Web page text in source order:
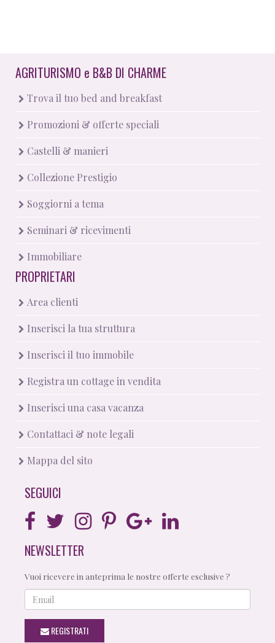
AGRITURISMO e B&B DI CHARME
Trova il tuo bed and breakfast
Promozioni & offerte speciali
Castelli & manieri
Collezione Prestigio
Soggiorni a tema
Seminari & ricevimenti
Immobiliare
PROPRIETARI
Area clienti
Inserisci la tua struttura
Inserisci il tuo immobile
Registra un cottage in vendita
Inserisci una casa vacanza
Contattaci & note legali
Mappa del sito
SEGUICI
NEWSLETTER
Vuoi ricevere in anteprima le nostre offerte esclusive ?
Email
REGISTRATI